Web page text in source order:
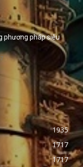
phương pháp siêu
1935
1717
1717